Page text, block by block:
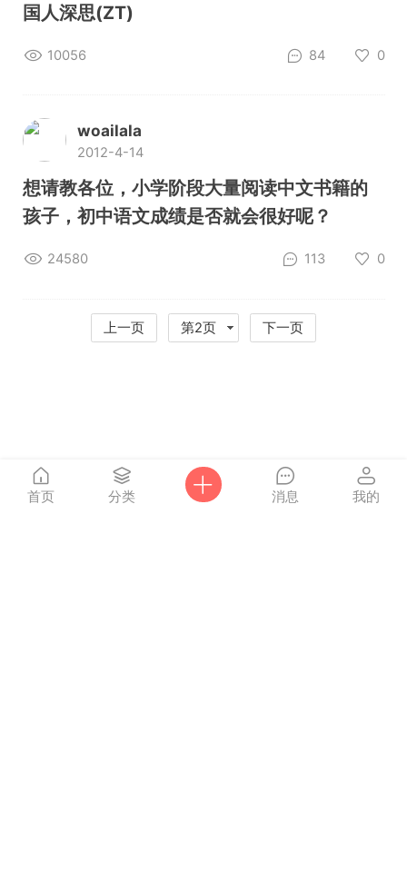
国人深思(ZT)
10056 84 0
woailala
2012-4-14
想请教各位，小学阶段大量阅读中文书籍的
孩子，初中语文成绩是否就会很好呢？
24580 113 0
上一页 第2页 下一页
首页 分类 消息 我的